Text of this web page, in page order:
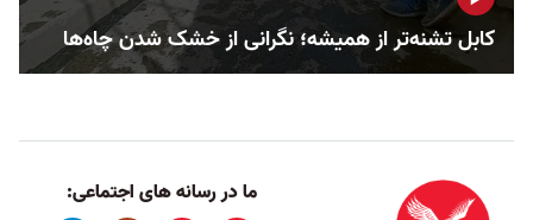
کابل تشنه‌تر از همیشه؛ نگرانی از خشک‌ شدن چاه‌ها
ما در رسانه های اجتماعی: